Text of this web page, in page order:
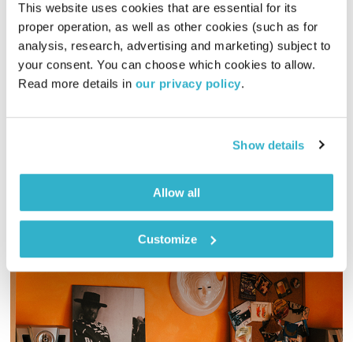
This website uses cookies that are essential for its
proper operation, as well as other cookies (such as for
analysis, research, advertising and marketing) subject to
your consent. You can choose which cookies to allow.
Read more details in our privacy policy.
Show details
Allow all
Customize
טיול שבת
מיכל גפן
06.11.21
02:00:24
מיכל גפן מזמינה אתכם לטיול שבת, והפעם – מהפכה תקשורתית:
אודיו